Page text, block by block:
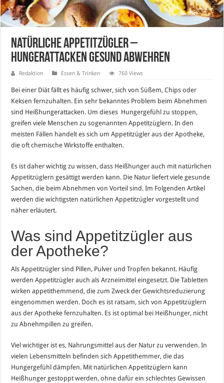
Natürliche Appetitzügler –
Hungerattacken gesund abwehren
Redaktion Essen & Trinken 760 Views
Bei einer Diät fällt es häufig schwer, sich von Süßem, Chips oder
Keksen fernzuhalten. Ein sehr bekanntes Problem beim Abnehmen
sind Heißhungerattacken. Um dieses Hungergefühl zu stoppen,
greifen viele Menschen zu sogenannten Appetitzüglern. In den
meisten Fällen handelt es sich um Appetitzügler aus der Apotheke,
die oft chemische Wirkstoffe enthalten.
Es ist daher wichtig zu wissen, dass Heißhunger auch mit natürlichen
Appetitzüglern gesättigt werden kann. Die Natur liefert viele gesunde
Sachen, die beim Abnehmen von Vorteil sind. Im Folgenden Artikel
werden die wichtigsten natürlichen Appetitzügler vorgestellt und
näher erläutert.
Was sind Appetitzügler aus
der Apotheke?
Als Appetitzügler sind Pillen, Pulver und Tropfen bekannt. Häufig
werden Appetitzügler auch als Arzneimittel eingesetzt. Die Tabletten
wirken appetithemmend, die zum Zweck der Gewichtsreduzierung
eingenommen werden. Doch es ist ratsam, sich von Appetitzüglern
aus der Apotheke fernzuhalten. Es ist optimal bei Heißhunger, nicht
zu Abnehmpillen zu greifen.
Viel wichtiger ist es, Nahrungsmittel aus der Natur zu verwenden. In
vielen Lebensmitteln befinden sich Appetithemmer, die das
Hungergefühl dämpfen. Mit natürlichen Appetitzüglern kann
Heißhunger gestoppt werden, ohne dafür ein schlechtes Gewissen